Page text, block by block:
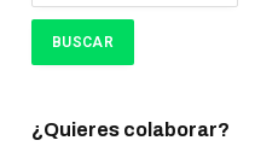
¿Quieres colaborar?